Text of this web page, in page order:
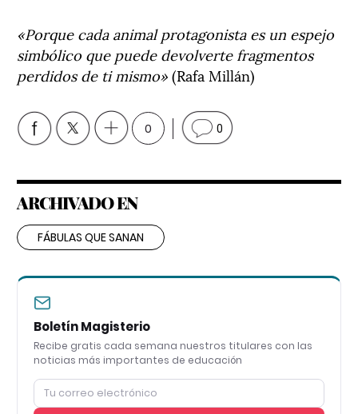
«Porque cada animal protagonista es un espejo
simbólico que puede devolverte fragmentos
perdidos de ti mismo»(Rafa Millán)
0 0
ARCHIVADO EN
FÁBULAS QUE SANAN
Boletín Magisterio
Recibe gratis cada semana nuestros titulares con las
noticias más importantes de educación